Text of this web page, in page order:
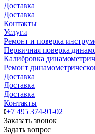
Доставка
Доставка
Контакты
Услуги
Ремонт и поверка
Первичная поверка
Калибровка
Ремонт
Доставка
Доставка
Доставка
Контакты
+7 495 374-91-02
Заказать звонок
Задать вопрос